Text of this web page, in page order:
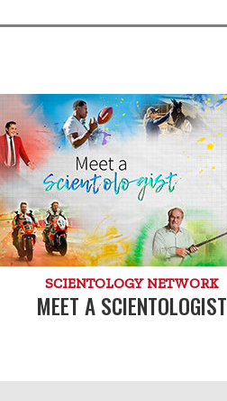
SCIENTOLOGY NETWORK
MEET A SCIENTOLOGIST